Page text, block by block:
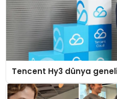
Tencent Hy3 dünya